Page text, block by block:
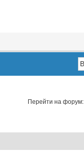
Перейти на форум: